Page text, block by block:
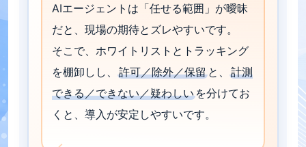
AIエージェントは「任せる範囲」が曖昧
だと、現場の期待とズレやすいです。
そこで、ホワイトリストとトラッキング
を棚卸しし、 許可／除外／保留と、 計測
できる／できない／疑わしいを分けてお
くと、導入が安定しやすいです。